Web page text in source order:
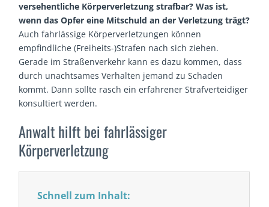
versehentliche Körperverletzung strafbar? Was ist,
wenn das Opfer eine Mitschuld an der Verletzung trägt?
Auch fahrlässige Körperverletzungen können
empfindliche (Freiheits-)Strafen nach sich ziehen.
Gerade im Straßenverkehr kann es dazu kommen, dass
durch unachtsames Verhalten jemand zu Schaden
kommt. Dann sollte rasch ein erfahrener Strafverteidiger
konsultiert werden.
Anwalt hilft bei fahrlässiger
Körperverletzung
Schnell zum Inhalt: